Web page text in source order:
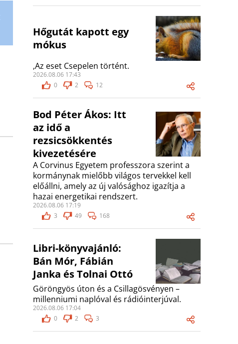
Hőgutát kapott egy
mókus
,Az eset Csepelen történt.
2026.08.06 17:43
0
2 12
Bod Péter Ákos: Itt
az idő a
rezsicsökkentés
kivezetésére
A Corvinus Egyetem professzora szerint a
kormánynak mielőbb világos tervekkel kell
előállni, amely az új valósághoz igazítja a
hazai energetikai rendszert.
2026.08.06 17:19
3
49 168
Libri-könyvajánló:
Bán Mór, Fábián
Janka és Tolnai Ottó
Göröngyös úton és a Csillagösvényen –
millenniumi naplóval és rádióinterjúval.
2026.08.06 17:04
0
2 3